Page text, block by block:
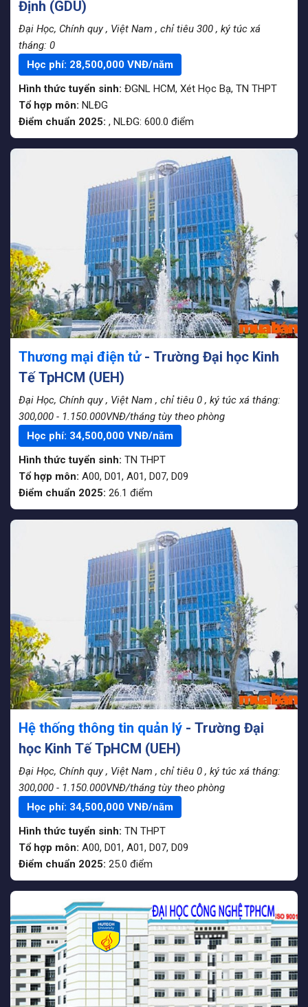
Định (GDU)
Đại Học, Chính quy , Việt Nam , chỉ tiêu 300 , ký túc xá
tháng: 0
Học phí: 28,500,000 VNĐ/năm
Hình thức tuyển sinh: ĐGNL HCM, Xét Học Bạ, TN THPT
Tổ hợp môn: NLĐG
Điểm chuẩn 2025: , NLĐG: 600.0 điểm
Thương mại điện tử - Trường Đại học Kinh
Tế TpHCM (UEH)
Đại Học, Chính quy , Việt Nam , chỉ tiêu 0 , ký túc xá tháng:
300,000 - 1.150.000VNĐ/tháng tùy theo phòng
Học phí: 34,500,000 VNĐ/năm
Hình thức tuyển sinh: TN THPT
Tổ hợp môn: A00, D01, A01, D07, D09
Điểm chuẩn 2025: 26.1 điểm
Hệ thống thông tin quản lý - Trường Đại
học Kinh Tế TpHCM (UEH)
Đại Học, Chính quy , Việt Nam , chỉ tiêu 0 , ký túc xá tháng:
300,000 - 1.150.000VNĐ/tháng tùy theo phòng
Học phí: 34,500,000 VNĐ/năm
Hình thức tuyển sinh: TN THPT
Tổ hợp môn: A00, D01, A01, D07, D09
Điểm chuẩn 2025: 25.0 điểm